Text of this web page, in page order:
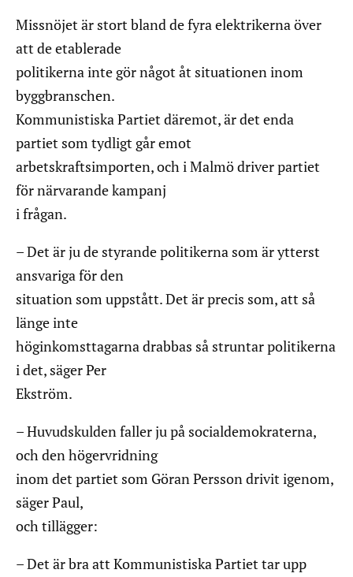
Missnöjet är stort bland de fyra elektrikerna över
att de etablerade
politikerna inte gör något åt situationen inom
byggbranschen.
Kommunistiska Partiet däremot, är det enda
partiet som tydligt går emot
arbetskraftsimporten, och i Malmö driver partiet
för närvarande kampanj
i frågan.
– Det är ju de styrande politikerna som är ytterst
ansvariga för den
situation som uppstått. Det är precis som, att så
länge inte
höginkomsttagarna drabbas så struntar politikerna
i det, säger Per
Ekström.
– Huvudskulden faller ju på socialdemokraterna,
och den högervridning
inom det partiet som Göran Persson drivit igenom,
säger Paul,
och tillägger:
– Det är bra att Kommunistiska Partiet tar upp